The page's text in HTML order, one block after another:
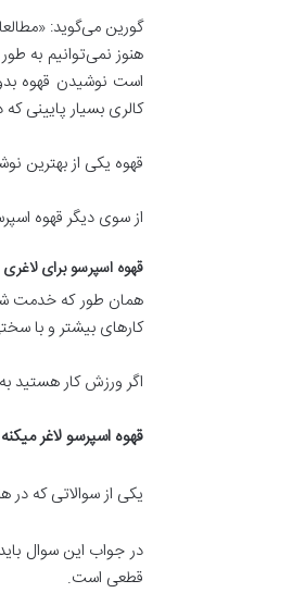
گورین می‌گوید:
هنوز نمی‌توانیم به
است نوشیدن قهوه
کالری بسیار پایینی
قهوه یکی از بهترین
از سوی دیگر قهوه
قهوه اسپرسو برای لاغری
همان طور که خدمت
کارهای بیشتر و با
اگر ورزش کار هستید
قهوه اسپرسو لاغر میکنه
یکی از سوالاتی که در
در جواب این سوال
قطعی است.